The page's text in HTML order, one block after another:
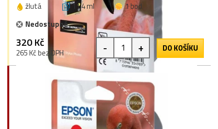
žlutá 11,4 ml
1 bod
Nedostupné
320 Kč
265 Kč bez DPH - + DO KOŠÍKU